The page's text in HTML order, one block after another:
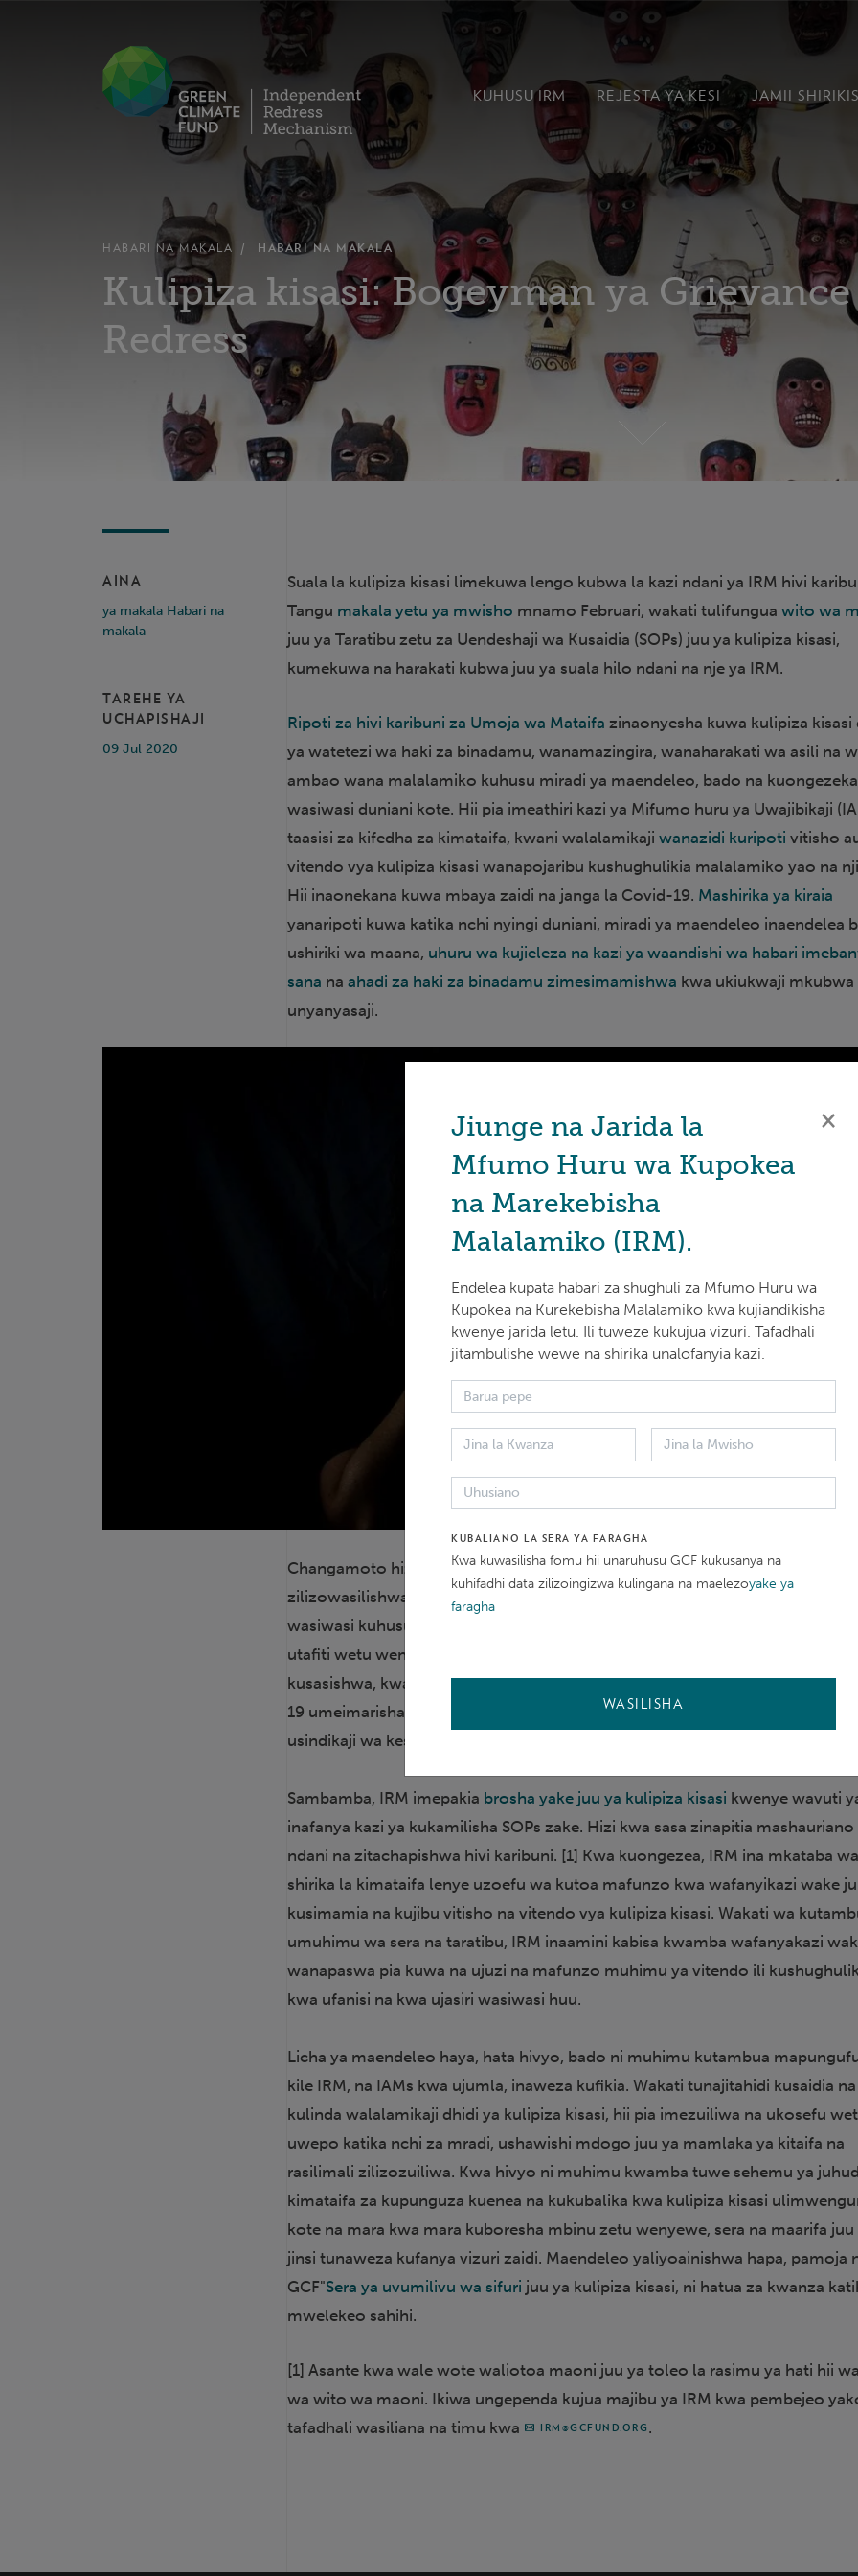
KUHUSU IRM REJESTA YA KESI JAMII
HABARI NA MAKALA HABARI NA MAKALA
Kulipiza kisasi: Bogeyman ya Grievance
Redress
AINA
ya makala Habari na
makala
TAREHE YA
UCHAPISHAJI
09 Jul 2020
Suala la kulipiza kisasi limekuwa lengo kubwa la kazi ndani ya IRM hivi
Tangu makala yetu ya mwisho mnamo Februari, wakati tulifunguawito wa
juu ya Taratibu zetu za Uendeshaji wa Kusaidia (SOPs) juu ya kulipiza kisasi,
kumekuwa na harakati kubwa juu ya suala hilo ndani na nje ya IRM.
Ripoti za hivi karibuni za Umoja wa Mataifa zinaonyesha kuwa kulipiza kisasi
ya watetezi wa haki za binadamu, wanamazingira, wanaharakati wa asili na
ambao wana malalamiko kuhusu miradi ya maendeleo, bado na
wasiwasi duniani kote. Hii pia imeathiri kazi ya Mifumo huru ya Uwajibikaji
taasisi za kifedha za kimataifa, kwani walalamikajiwanazidi kuripoti vitisho
vitendo vya kulipiza kisasi wanapojaribu kushughulikia malalamiko yao na
Hii inaonekana kuwa mbaya zaidi na janga la Covid-19. Mashirika ya kiraia
yanaripoti kuwa katika nchi nyingi duniani, miradi ya maendeleo inaendelea
ushiriki wa maana, uhuru wa kujieleza na kazi ya waandishi wa habari
sana naahadi za haki za binadamu zimesimamishwa kwa ukiukwaji mkubwa
unyanyasaji.
Changamoto hizi zimeletwa karibu na nyumbani katika kesi za hivi karibuni
zilizowasilishwa na IRM. Walalamikaji katika kesi hizi waliomba usiri kwa
wasiwasi kuhusu kulipiza kisasi. Kama sehemu ya taratibu za IRM, tumefanya
utafiti wetu wenyewe na tathmini za hatari ambazo zinaendelea kufuatiliwa na
kusasishwa, kwa kushauriana na walalamikaji. Muktadha wa kufungwa kwa
19 umeimarisha wasiwasi huu, na pia kutoa changamoto zingine kadhaa
usindikaji wa kesi hizi, kama vile kuzuia uwezo wetu wa kufanya ziara za
Sambamba, IRM imepakia brosha yake juu ya kulipiza kisasi kwenye wavuti
inafanya kazi ya kukamilisha SOPs zake. Hizi kwa sasa zinapitia mashauriano
ndani na zitachapishwa hivi karibuni. [1] Kwa kuongezea, IRM ina mkataba wa
shirika la kimataifa lenye uzoefu wa kutoa mafunzo kwa wafanyikazi wake
kusimamia na kujibu vitisho na vitendo vya kulipiza kisasi. Wakati wa
umuhimu wa sera na taratibu, IRM inaamini kabisa kwamba wafanyakazi
wanapaswa pia kuwa na ujuzi na mafunzo muhimu ya vitendo ili
kwa ufanisi na kwa ujasiri wasiwasi huu.
Licha ya maendeleo haya, hata hivyo, bado ni muhimu kutambua
kile IRM, na IAMs kwa ujumla, inaweza kufikia. Wakati tunajitahidi kusaidia na
kulinda walalamikaji dhidi ya kulipiza kisasi, hii pia imezuiliwa na ukosefu
uwepo katika nchi za mradi, ushawishi mdogo juu ya mamlaka ya kitaifa na
rasilimali zilizozuiliwa. Kwa hivyo ni muhimu kwamba tuwe sehemu ya
kimataifa za kupunguza kuenea na kukubalika kwa kulipiza kisasi
kote na mara kwa mara kuboresha mbinu zetu wenyewe, sera na maarifa juu
jinsi tunaweza kufanya vizuri zaidi. Maendeleo yaliyoainishwa hapa, pamoja
GCF"Sera ya uvumilivu wa sifuri juu ya kulipiza kisasi, ni hatua za kwanza
mwelekeo sahihi.
[1] Asante kwa wale wote waliotoa maoni juu ya toleo la rasimu ya hati hii
wa wito wa maoni. Ikiwa ungependa kujua majibu ya IRM kwa pembejeo
tafadhali wasiliana na timu kwa
IRM@GCFUND.ORG .
Jiunge na Jarida la
Mfumo Huru wa Kupokea
na Marekebisha
Malalamiko (IRM).
×
Endelea kupata habari za shughuli za Mfumo Huru wa
Kupokea na Kurekebisha Malalamiko kwa kujiandikisha
kwenye jarida letu. Ili tuweze kukujua vizuri. Tafadhali
jitambulishe wewe na shirika unalofanyia kazi.
KUBALIANO LA SERA YA FARAGHA
Kwa kuwasilisha fomu hii unaruhusu GCF kukusanya na
kuhifadhi data zilizoingizwa kulingana na maelezoyake ya
faragha
WASILISHA